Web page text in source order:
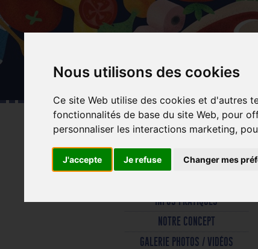
Nous utilisons des cookies
Ce site Web utilise des cookies et d'autres
fonctionnalités de base du site Web, pour
personnaliser les interactions marketing,
J'accepte Je refuse Changer mes
Aller
au
contenu
principal
INFOS PRATIQUES
NOTRE CONCEPT
GALERIE PHOTOS / VIDÉOS